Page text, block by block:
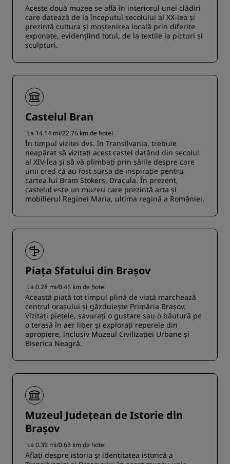
Aceste două muzee se află în interiorul unei clădiri
care datează de la începutul secolului al XX-lea și
prezintă cultura și moștenirea locală prin diferite
exponate, evidențiind totul, de la textile la picturi și
sculpturi.
Castelul Bran
La 14.14 mi/22.76 km de hotel
În timpul vizitei dvs. în Transilvania, trebuie
neapărat să vizitați acest castel datând din secolul
al XIV-lea și să vă plimbați prin sălile despre care
unii cred că au fost sursa de inspirație pentru
cartea lui Bram Stokers, Dracula. În prezent,
castelul este un muzeu care prezintă arta și
mobilierul Reginei Maria, ultima regină a României.
Piața Sfatului din Brașov
La 0.28 mi/0.45 km de hotel
Această piață tot timpul plină de viață marchează
centrul orașului și găzduiește Primăria Brașov.
Vizitați piețele, savurați o gustare sau o băutură pe
o terasă în aer liber și explorați reperele din
apropiere, inclusiv Muzeul Civilizației Urbane și
Biserica Neagră.
Muzeul Județean de Istorie din
Brașov
La 0.39 mi/0.63 km de hotel
Aflați despre istoria și identitatea istorică a